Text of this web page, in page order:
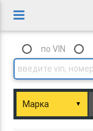
по VIN
▼